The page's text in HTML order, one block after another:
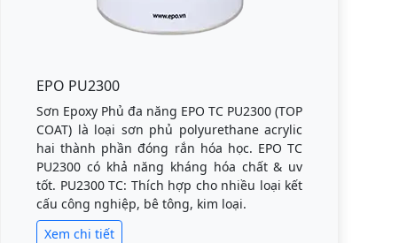
EPO PU2300
Sơn Epoxy Phủ đa năng EPO TC PU2300 (TOP
COAT) là loại sơn phủ polyurethane acrylic
hai thành phần đóng rắn hóa học. EPO TC
PU2300 có khả năng kháng hóa chất & uv
tốt. PU2300 TC: Thích hợp cho nhiều loại kết
cấu công nghiệp, bê tông, kim loại.
Xem chi tiết